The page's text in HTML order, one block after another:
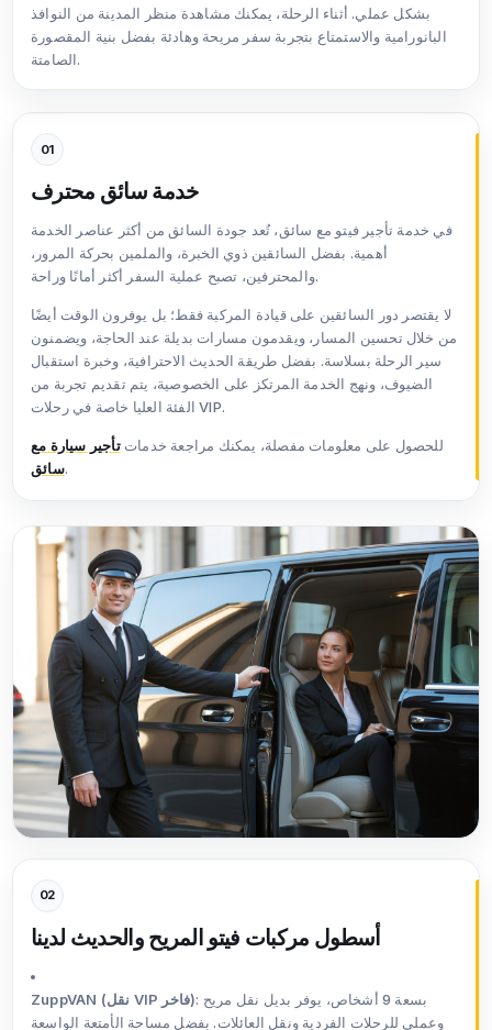
بشكل عملي. أثناء الرحلة، يمكنك مشاهدة منظر المدينة من النوافذ
البانورامية والاستمتاع بتجربة سفر مريحة وهادئة بفضل بنية المقصورة
الصامتة.
01
خدمة سائق محترف
في خدمة تأجير فيتو مع سائق، تُعد جودة السائق من أكثر عناصر الخدمة
أهمية. بفضل السائقين ذوي الخبرة، والملمين بحركة المرور،
والمحترفين، تصبح عملية السفر أكثر أمانًا وراحة.
لا يقتصر دور السائقين على قيادة المركبة فقط؛ بل يوفرون الوقت أيضًا
من خلال تحسين المسار، ويقدمون مسارات بديلة عند الحاجة، ويضمنون
سير الرحلة بسلاسة. بفضل طريقة الحديث الاحترافية، وخبرة استقبال
الضيوف، ونهج الخدمة المرتكز على الخصوصية، يتم تقديم تجربة من
الفئة العليا خاصة في رحلات VIP.
للحصول على معلومات مفصلة، يمكنك مراجعة خدماتتأجير سيارة مع
سائق.
02
أسطول مركبات فيتو المريح والحديث لدينا
ZuppVAN (نقل VIP فاخر): بسعة 9 أشخاص، يوفر بديل نقل مريح
وعملي للرحلات الفردية ونقل العائلات. بفضل مساحة الأمتعة الواسعة